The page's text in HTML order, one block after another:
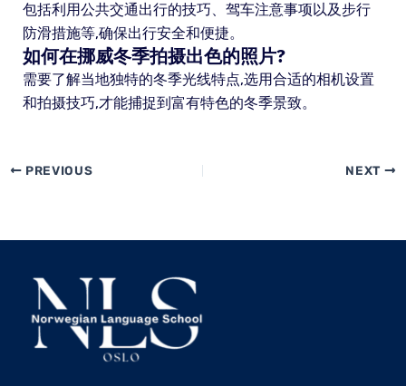
包括利用公共交通出行的技巧、驾车注意事项以及步行
防滑措施等,确保出行安全和便捷。
如何在挪威冬季拍摄出色的照片?
需要了解当地独特的冬季光线特点,选用合适的相机设置
和拍摄技巧,才能捕捉到富有特色的冬季景致。
PREVIOUS NEXT